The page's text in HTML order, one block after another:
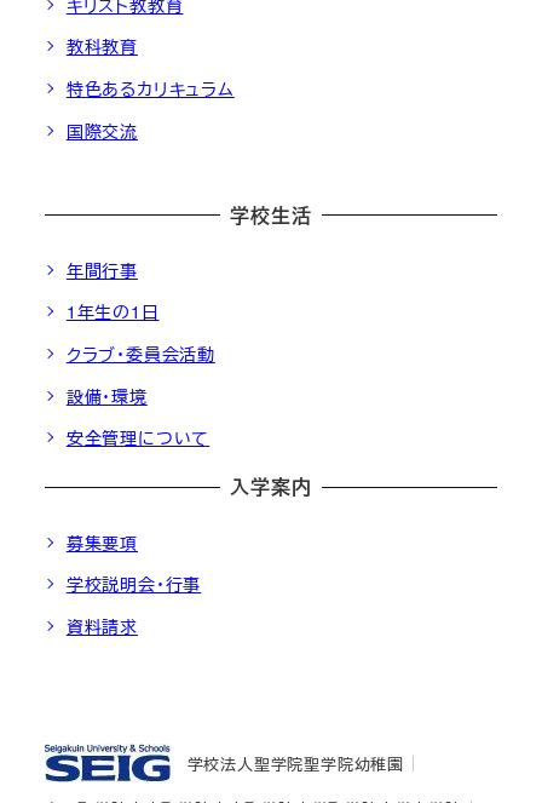
教科教育
特色あるカリキュラム
国際交流
学校生活
年間行事
1年生の1日
クラブ・委員会活動
設備・環境
安全管理について
入学案内
募集要項
学校説明会・行事
資料請求
学校法人聖学院聖学院幼稚園